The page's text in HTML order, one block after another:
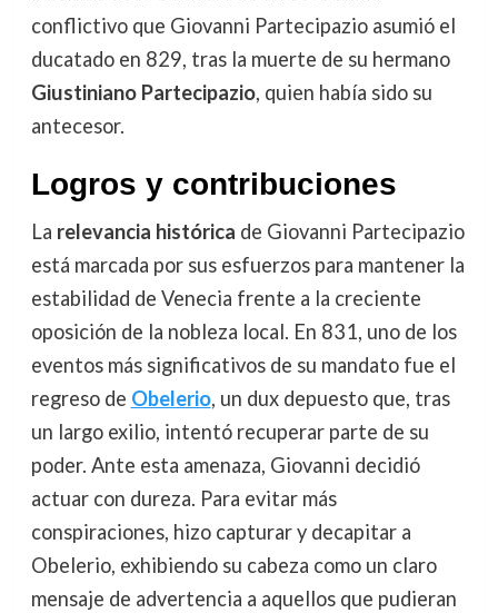
conflictivo que Giovanni Partecipazio asumió el
ducatado en 829, tras la muerte de su hermano
Giustiniano Partecipazio, quien había sido su
antecesor.
Logros y contribuciones
La relevancia histórica de Giovanni Partecipazio
está marcada por sus esfuerzos para mantener la
estabilidad de Venecia frente a la creciente
oposición de la nobleza local. En 831, uno de los
eventos más significativos de su mandato fue el
regreso de Obelerio, un dux depuesto que, tras
un largo exilio, intentó recuperar parte de su
poder. Ante esta amenaza, Giovanni decidió
actuar con dureza. Para evitar más
conspiraciones, hizo capturar y decapitar a
Obelerio, exhibiendo su cabeza como un claro
mensaje de advertencia a aquellos que pudieran